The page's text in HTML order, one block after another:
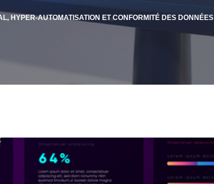
HYPER-AUTOMATISATION ET CONFORMITÉ DES DONNÉES